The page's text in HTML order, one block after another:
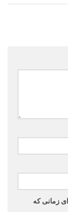
زمانی که